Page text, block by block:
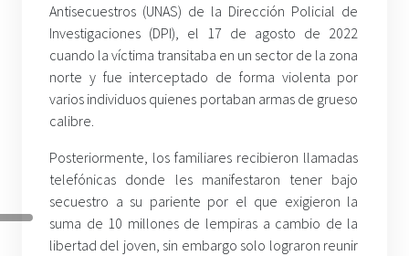
Antisecuestros (UNAS) de la Dirección Policial de
Investigaciones (DPI), el 17 de agosto de 2022
cuando la víctima transitaba en un sector de la zona
norte y fue interceptado de forma violenta por
varios individuos quienes portaban armas de grueso
calibre.
Posteriormente, los familiares recibieron llamadas
telefónicas donde les manifestaron tener bajo
secuestro a su pariente por el que exigieron la
suma de 10 millones de lempiras a cambio de la
libertad del joven, sin embargo solo lograron reunir